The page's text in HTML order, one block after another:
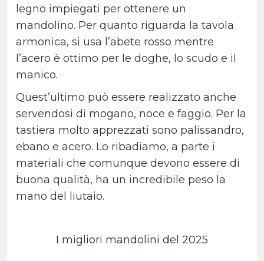
legno impiegati per ottenere un
mandolino. Per quanto riguarda la tavola
armonica, si usa l’abete rosso mentre
l’acero è ottimo per le doghe, lo scudo e il
manico.
Quest’ultimo può essere realizzato anche
servendosi di mogano, noce e faggio. Per la
tastiera molto apprezzati sono palissandro,
ebano e acero. Lo ribadiamo, a parte i
materiali che comunque devono essere di
buona qualità, ha un incredibile peso la
mano del liutaio.
I migliori mandolini del 2025